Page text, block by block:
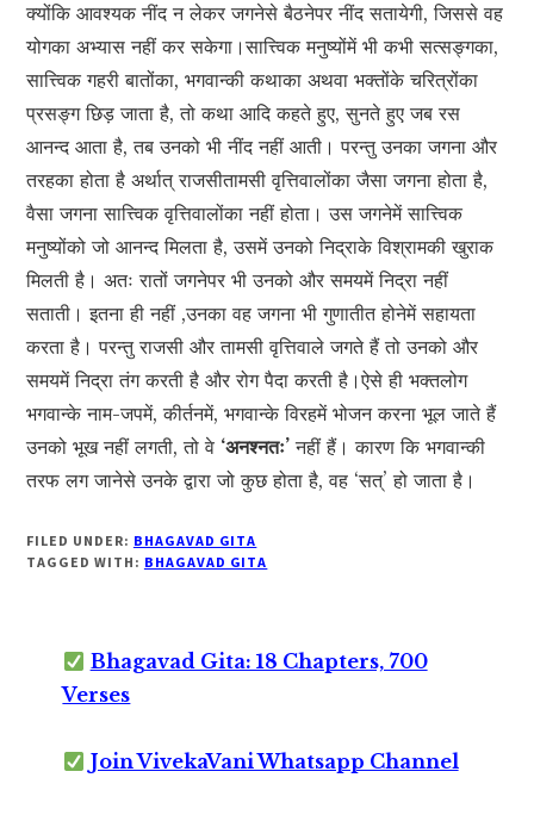
क्योंकि आवश्यक नींद न लेकर जगनेसे बैठनेपर नींद सतायेगी, जिससे वह
योगका अभ्यास नहीं कर सकेगा।सात्त्विक मनुष्योंमें भी कभी सत्सङ्गका,
सात्त्विक गहरी बातोंका, भगवान्की कथाका अथवा भक्तोंके चरित्रोंका
प्रसङ्ग छिड़ जाता है, तो कथा आदि कहते हुए, सुनते हुए जब रस
आनन्द आता है, तब उनको भी नींद नहीं आती। परन्तु उनका जगना और
तरहका होता है अर्थात् राजसीतामसी वृत्तिवालोंका जैसा जगना होता है,
वैसा जगना सात्त्विक वृत्तिवालोंका नहीं होता। उस जगनेमें सात्त्विक
मनुष्योंको जो आनन्द मिलता है, उसमें उनको निद्राके विश्रामकी खुराक
मिलती है। अतः रातों जगनेपर भी उनको और समयमें निद्रा नहीं
सताती। इतना ही नहीं ,उनका वह जगना भी गुणातीत होनेमें सहायता
करता है। परन्तु राजसी और तामसी वृत्तिवाले जगते हैं तो उनको और
समयमें निद्रा तंग करती है और रोग पैदा करती है।ऐसे ही भक्तलोग
भगवान्के नाम-जपमें, कीर्तनमें, भगवान्के विरहमें भोजन करना भूल जाते हैं
उनको भूख नहीं लगती, तो वे ‘अनश्नतः’ नहीं हैं। कारण कि भगवान्की
तरफ लग जानेसे उनके द्वारा जो कुछ होता है, वह ‘सत्’ हो जाता है।
FILED UNDER: BHAGAVAD GITA
TAGGED WITH: BHAGAVAD GITA
Bhagavad Gita: 18 Chapters, 700
Verses
Join VivekaVani Whatsapp Channel